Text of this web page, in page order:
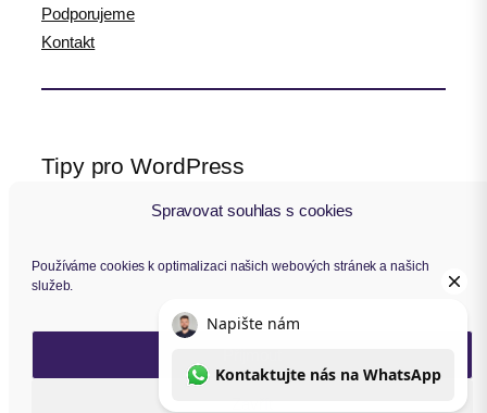
Spravovat souhlas s cookies
Používáme cookies k optimalizaci našich webových stránek a našich
služeb.
Podporujeme
Kontakt
Tipy pro WordPress
WPlama.cz: WordPress návody
F
Y
I
L